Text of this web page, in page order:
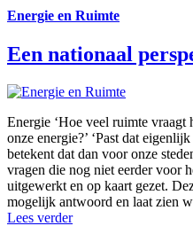
Energie en Ruimte
Een nationaal
Energie ‘Hoe veel ruimte vraagt
onze energie?’ ‘Past dat
betekent dat dan voor onze
vragen die nog niet eerder voor
uitgewerkt en op kaart gezet.
mogelijk antwoord en laat zien
Lees verder